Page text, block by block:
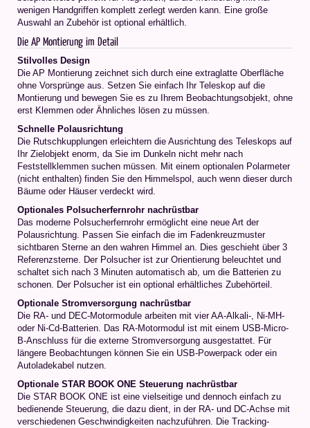
wenigen Handgriffen komplett zerlegt werden kann. Eine große
Auswahl an Zubehör ist optional erhältlich.
Die AP Montierung im Detail
Stilvolles Design
Die AP Montierung zeichnet sich durch eine extraglatte Oberfläche
ohne Vorsprünge aus. Setzen Sie einfach Ihr Teleskop auf die
Montierung und bewegen Sie es zu Ihrem Beobachtungsobjekt, ohne
erst Klemmen oder Ähnliches lösen zu müssen.
Schnelle Polausrichtung
Die Rutschkupplungen erleichtern die Ausrichtung des Teleskops auf
Ihr Zielobjekt enorm, da Sie im Dunkeln nicht mehr nach
Feststellklemmen suchen müssen. Mit einem optionalen Polarmeter
(nicht enthalten) finden Sie den Himmelspol, auch wenn dieser durch
Bäume oder Häuser verdeckt wird.
Optionales Polsucherfernrohr nachrüstbar
Das moderne Polsucherfernrohr ermöglicht eine neue Art der
Polausrichtung. Passen Sie einfach die im Fadenkreuzmuster
sichtbaren Sterne an den wahren Himmel an. Dies geschieht über 3
Referenzsterne. Der Polsucher ist zur Orientierung beleuchtet und
schaltet sich nach 3 Minuten automatisch ab, um die Batterien zu
schonen. Der Polsucher ist ein optional erhältliches Zubehörteil.
Optionale Stromversorgung nachrüstbar
Die RA- und DEC-Motormodule arbeiten mit vier AA-Alkali-, Ni-MH-
oder Ni-Cd-Batterien. Das RA-Motormodul ist mit einem USB-Micro-
B-Anschluss für die externe Stromversorgung ausgestattet. Für
längere Beobachtungen können Sie ein USB-Powerpack oder ein
Autoladekabel nutzen.
Optionale STAR BOOK ONE Steuerung nachrüstbar
Die STAR BOOK ONE ist eine vielseitige und dennoch einfach zu
bedienende Steuerung, die dazu dient, in der RA- und DC-Achse mit
verschiedenen Geschwindigkeiten nachzuführen. Die Tracking-